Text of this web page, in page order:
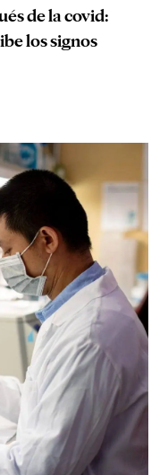
de la covid:
los signos